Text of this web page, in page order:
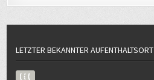
LETZTER BEKANNTER AUFENTHALTSORT